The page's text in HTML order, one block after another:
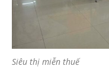
Siêu thị miễn thuế